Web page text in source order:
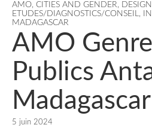
AMO, CITIES AND GENDER,
ETUDES/DIAGNOSTICS/CONSEIL,
MADAGASCAR
AMO
Publics
Madagascar
5 juin 2024